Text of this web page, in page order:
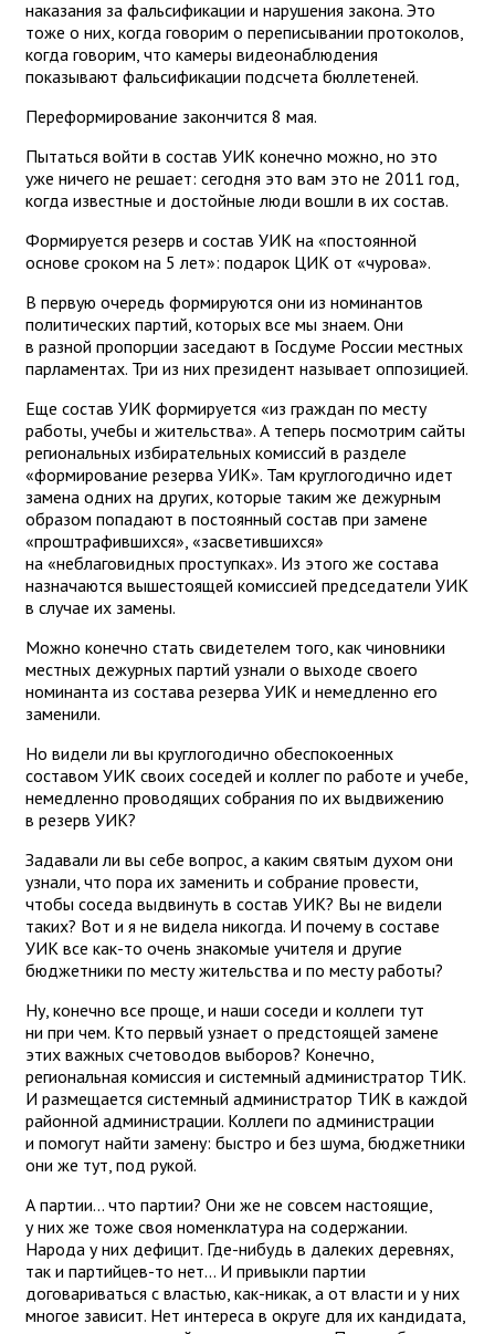
наказания за фальсификации и нарушения закона. Это
тоже о них, когда говорим о переписывании протоколов,
когда говорим, что камеры видеонаблюдения
показывают фальсификации подсчета бюллетеней.
Переформирование закончится 8 мая.
Пытаться войти в состав УИК конечно можно, но это
уже ничего не решает: сегодня это вам это не 2011 год,
когда известные и достойные люди вошли в их состав.
Формируется резерв и состав УИК на «постоянной
основе сроком на 5 лет»: подарок ЦИК от «чурова».
В первую очередь формируются они из номинантов
политических партий, которых все мы знаем. Они
в разной пропорции заседают в Госдуме России местных
парламентах. Три из них президент называет оппозицией.
Еще состав УИК формируется «из граждан по месту
работы, учебы и жительства». А теперь посмотрим сайты
региональных избирательных комиссий в разделе
«формирование резерва УИК». Там круглогодично идет
замена одних на других, которые таким же дежурным
образом попадают в постоянный состав при замене
«проштрафившихся», «засветившихся»
на «неблаговидных проступках». Из этого же состава
назначаются вышестоящей комиссией председатели УИК
в случае их замены.
Можно конечно стать свидетелем того, как чиновники
местных дежурных партий узнали о выходе своего
номинанта из состава резерва УИК и немедленно его
заменили.
Но видели ли вы круглогодично обеспокоенных
составом УИК своих соседей и коллег по работе и учебе,
немедленно проводящих собрания по их выдвижению
в резерв УИК?
Задавали ли вы себе вопрос, а каким святым духом они
узнали, что пора их заменить и собрание провести,
чтобы соседа выдвинуть в состав УИК? Вы не видели
таких? Вот и я не видела никогда. И почему в составе
УИК все как-то очень знакомые учителя и другие
бюджетники по месту жительства и по месту работы?
Ну, конечно все проще, и наши соседи и коллеги тут
ни при чем. Кто первый узнает о предстоящей замене
этих важных счетоводов выборов? Конечно,
региональная комиссия и системный администратор ТИК.
И размещается системный администратор ТИК в каждой
районной администрации. Коллеги по администрации
и помогут найти замену: быстро и без шума, бюджетники
они же тут, под рукой.
А партии... что партии? Они же не совсем настоящие,
у них же тоже своя номенклатура на содержании.
Народа у них дефицит. Где-нибудь в далеких деревнях,
так и партийцев-то нет... И привыкли партии
договариваться с властью, как-никак, а от власти и у них
многое зависит. Нет интереса в округе для их кандидата,